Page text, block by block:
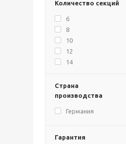
Количество секций
6
8
10
12
14
18
20
24
28
Страна
производства
Германия
Гарантия